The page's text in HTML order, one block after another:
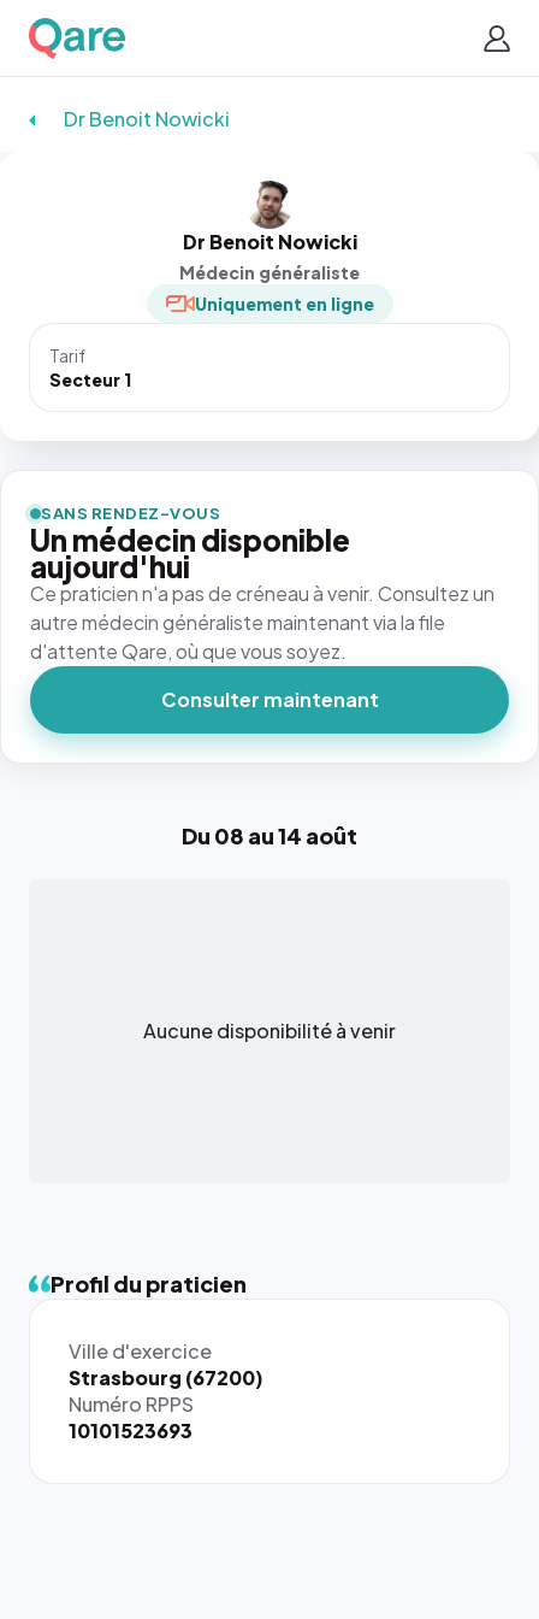
Dr Benoit Nowicki
Dr Benoit Nowicki
Médecin généraliste
Uniquement en ligne
Tarif
Secteur 1
Du 08 au 14 août
Aucune disponibilité à venir
Profil du praticien
Ville d'exercice
Strasbourg (67200)
Numéro RPPS
10101523693
SANS RENDEZ-VOUS
Un médecin disponible
aujourd'hui
Ce praticien n'a pas de créneau à venir. Consultez un
autre médecin généraliste maintenant via la file
d'attente Qare, où que vous soyez.
Consulter maintenant
{# 40×40
: la taille
rendue par
`.profile-